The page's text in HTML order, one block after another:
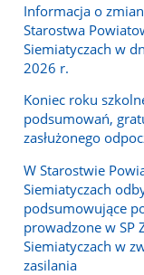
Informacja o
Starostwa
Siemiatyczach w
2026 r.
Koniec roku
podsumowań,
zasłużonego
W Starostwie
Siemiatyczach
podsumowujące
prowadzone w SP
Siemiatyczach w
zasilania